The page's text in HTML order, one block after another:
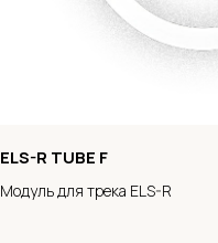
ELS-R TUBE F
Модуль для трека ELS-R